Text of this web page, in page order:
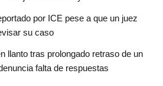
por ICE pese a que un juez
su caso
llanto tras prolongado retraso de un
falta de respuestas